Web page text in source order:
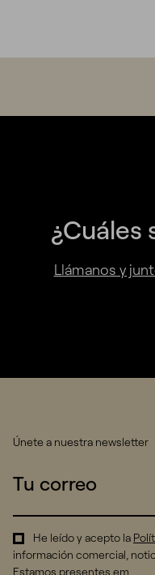
¿Cuáles
Llámanos y
Únete a nuestra newsletter
He leído y acepto la
información comercial,
Estamos presentes em